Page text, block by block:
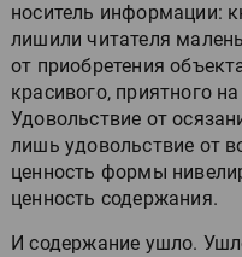
носитель информации:
лишили читателя
от приобретения
красивого, приятного
Удовольствие от
лишь удовольствие от
ценность формы
ценность содержания.
И содержание ушло.